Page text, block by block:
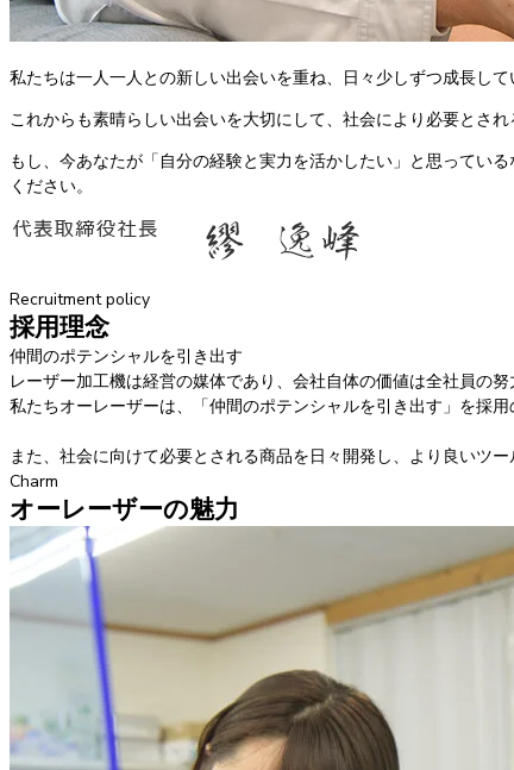
私たちは一人一人との新しい出会いを重ね、日々少しずつ成長して
これからも素晴らしい出会いを大切にして、社会により必要とされ
もし、今あなたが「自分の経験と実力を活かしたい」と思ってい
ください。
Recruitment policy
採用理念
仲間のポテンシャルを引き出す
レーザー加工機は経営の媒体であり、会社自体の価値は全社員の努
私たちオーレーザーは、「仲間のポテンシャルを引き出す」を採
また、社会に向けて必要とされる商品を日々開発し、より良いツ
Charm
オーレーザーの魅力